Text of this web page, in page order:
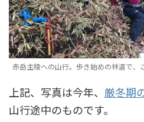
赤岳主稜への山行。歩き始めの林道で、
上記、写真は今年、 厳冬期
山行途中のものです。